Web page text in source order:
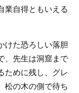
業自得ともいえる
けた恐ろしい落胆
、先生は洞窟まで
ために残し、グレ
松の木の側で待ち